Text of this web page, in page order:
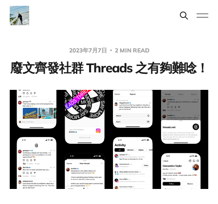
2023年7月7日 2 MIN READ
廢文齊發社群 Threads 之有夠難唸！